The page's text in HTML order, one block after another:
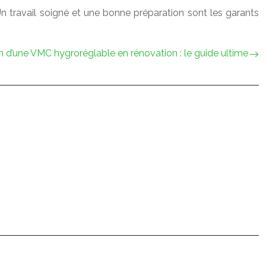
travail soigné et une bonne préparation sont les garants
d’une VMC hygroréglable en rénovation : le guide ultime